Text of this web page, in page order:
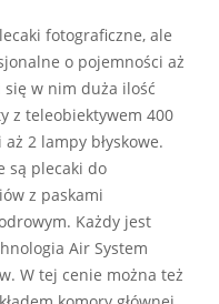
fotograficzne, ale
o pojemności aż
w nim duża ilość
z teleobiektywem 400
2 lampy błyskowe.
są plecaki do
z paskami
Każdy jest
Air System
W tej cenie można też